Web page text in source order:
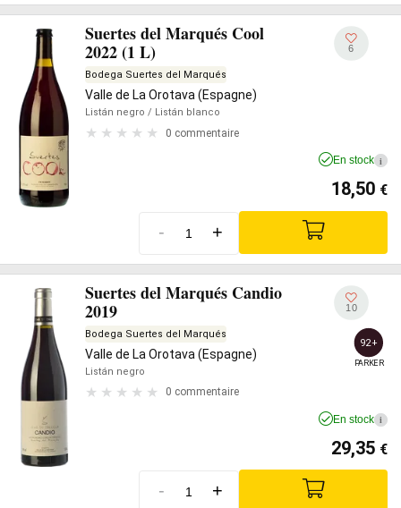
Suertes del Marqués Cool
2022 (1 L)
Bodega Suertes del Marqués
Valle de La Orotava (Espagne)
Listán negro / Listán blanco
0 commentaire
6
En stock i
18,50 €
- +
Suertes del Marqués Candio
2019
Bodega Suertes del Marqués
Valle de La Orotava (Espagne)
Listán negro
0 commentaire
10
92+
PARKER
En stock i
29,35 €
- +